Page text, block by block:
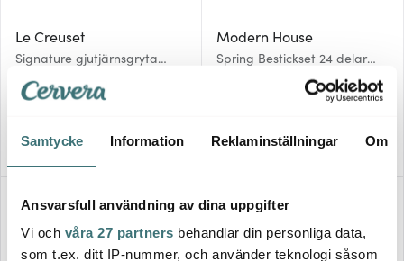
Samtycke Information Reklaminställningar Om
Ansvarsfull användning av dina uppgifter
Vi och våra 27 partners behandlar din personliga data,
som t.ex. ditt IP-nummer, och använder teknologi såsom
Le Creuset
Signature gjutjärnsgryta
2555 kr 4519 kr
Modern House
Spring Bestickset 24 delar
25% Nyhet